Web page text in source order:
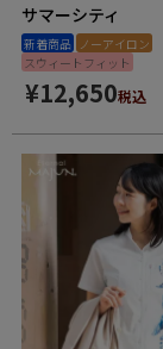
サマーシティ
新着商品 ノーアイロン
スウィートフィット
¥12,650税込